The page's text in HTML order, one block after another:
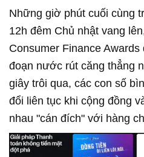
Những giờ phút cuối cùng
12h đêm Chủ nhật vang
Consumer Finance
đoạn nước rút căng thẳng
giây trôi qua, các con số
đổi liên tục khi cộng đồng
nhau "cán đích" với hàng